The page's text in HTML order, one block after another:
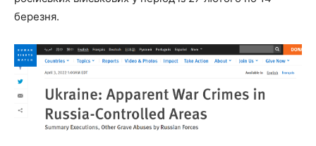
березня.